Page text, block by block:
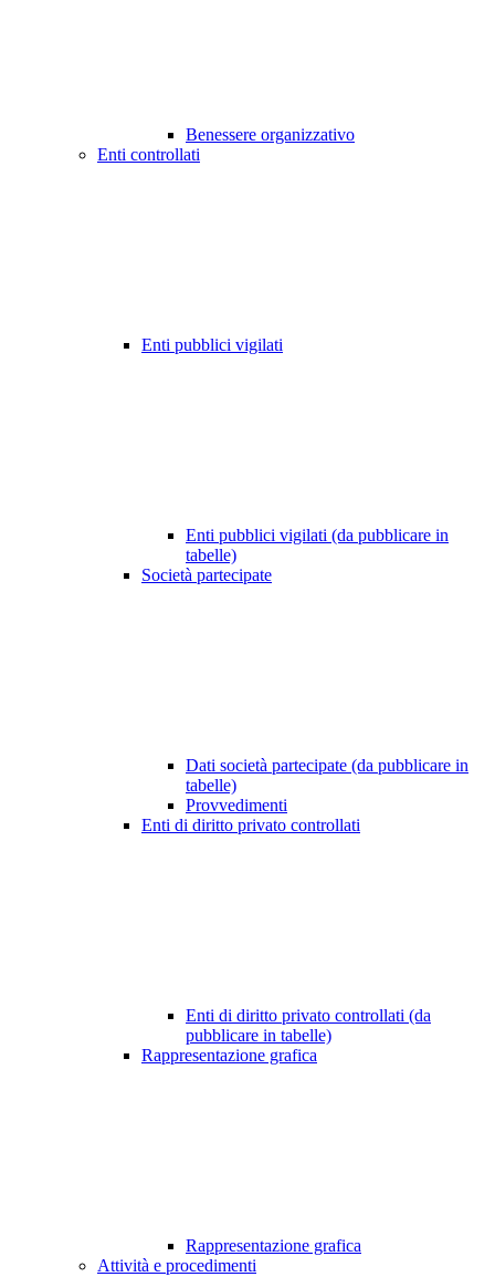
Benessere organizzativo
Enti controllati
Enti pubblici vigilati
Enti pubblici vigilati (da pubblicare in
tabelle)
Società partecipate
Dati società partecipate (da pubblicare in
tabelle)
Provvedimenti
Enti di diritto privato controllati
Enti di diritto privato controllati (da
pubblicare in tabelle)
Rappresentazione grafica
Rappresentazione grafica
Attività e procedimenti